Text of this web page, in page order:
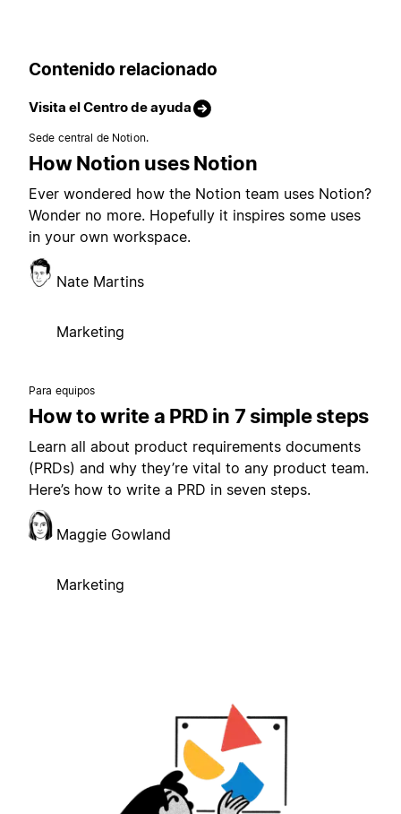
Contenido relacionado
Visita el Centro de ayuda
Sede central de Notion.
How Notion uses Notion
Ever wondered how the Notion team uses Notion?
Wonder no more. Hopefully it inspires some uses
in your own workspace.
Nate Martins
Marketing
Para equipos
How to write a PRD in 7 simple steps
Learn all about product requirements documents
(PRDs) and why they’re vital to any product team.
Here’s how to write a PRD in seven steps.
Maggie Gowland
Marketing